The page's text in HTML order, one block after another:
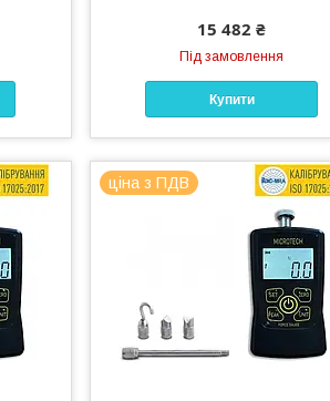
15 482 ₴
Під замовлення
Купити
ціна з ПДВ